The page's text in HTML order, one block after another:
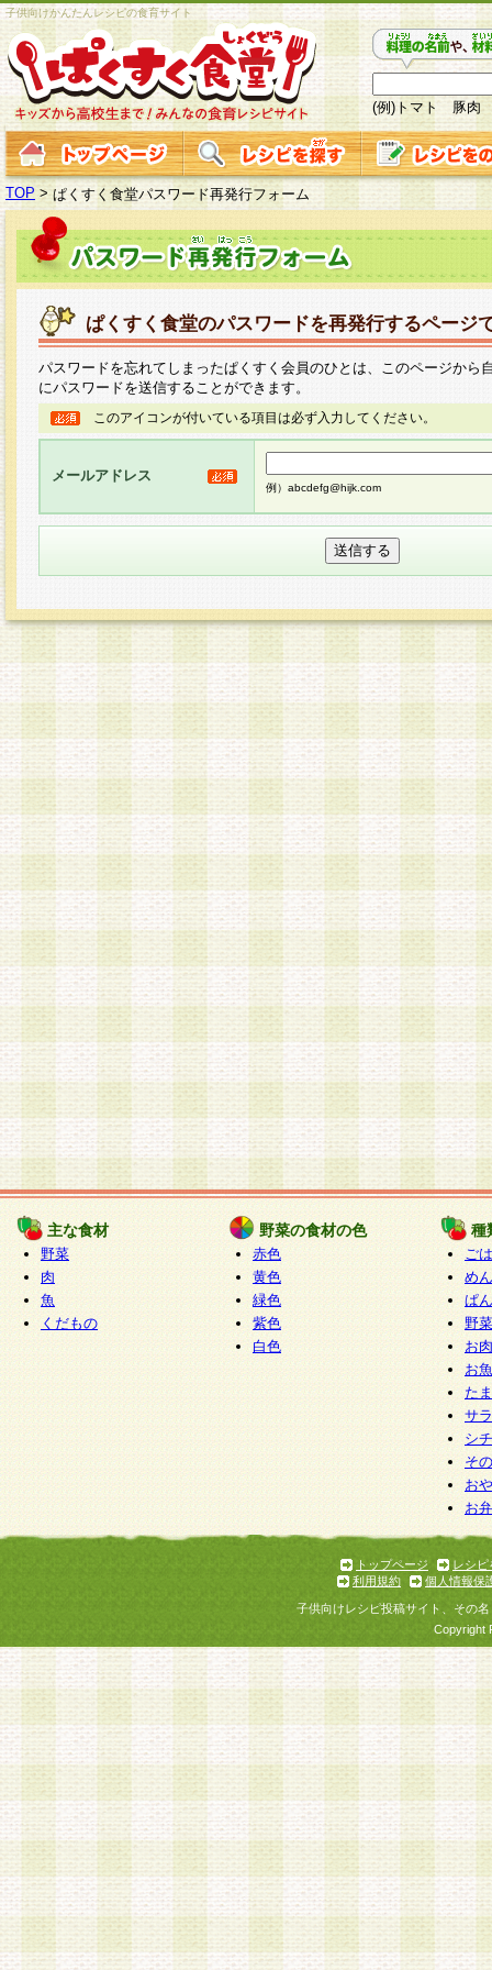
子供向けかんたんレシピの食育サイト
(例)トマト 豚肉
TOP > ぱくすく食堂パスワード再発行フォーム
ぱくすく食堂のパスワードを再発行するページ
パスワードを忘れてしまったぱくすく会員のひとは、このページから
にパスワードを送信することができます。
このアイコンが付いている項目は必ず入力してください。
メールアドレス
例）abcdefg@hijk.com
主な食材
野菜
肉
魚
くだもの
野菜の食材の色
赤色
黄色
緑色
紫色
白色
種
ご
めん
ぱん
野
お
お
た
サ
シ
そ
お
お
トップページ
レシピ
利用規約
個人情報保
子供向けレシピ投稿サイト、その
Copyright